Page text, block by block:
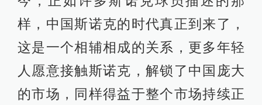
样，中国斯诺克的时代真正到来了，
这是一个相辅相成的关系，更多年轻
人愿意接触斯诺克，解锁了中国庞大
的市场，同样得益于整个市场持续正